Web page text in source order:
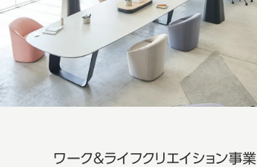
ワーク＆ライフクリエイション事業